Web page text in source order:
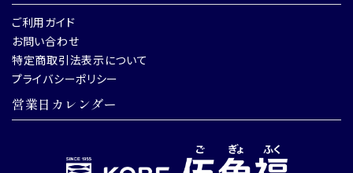
ご利用ガイド
お問い合わせ
特定商取引法表示について
プライバシーポリシー
営業日カレンダー